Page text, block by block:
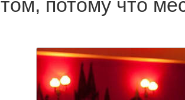
потому что